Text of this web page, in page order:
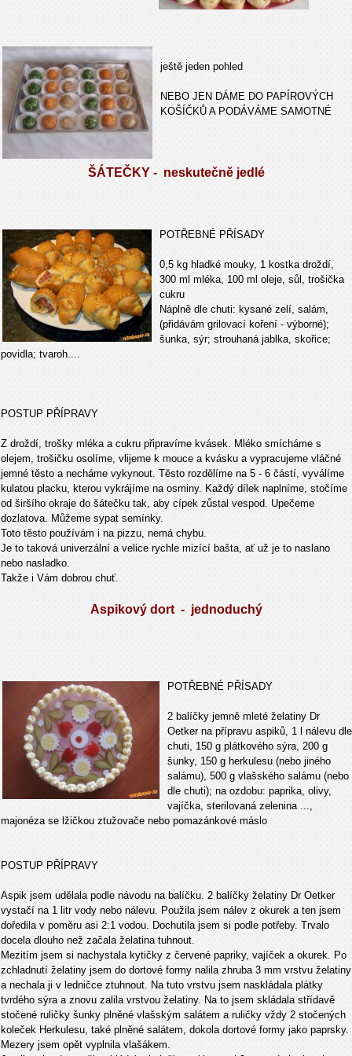
ještě jeden pohled
NEBO JEN DÁME DO PAPÍROVÝCH
KOŠÍČKŮ A PODÁVÁME SAMOTNÉ
ŠÁTEČKY - neskutečně jedlé
POTŘEBNÉ PŘÍSADY
0,5 kg hladké mouky, 1 kostka droždí,
300 ml mléka, 100 ml oleje, sůl, trošička
cukru
Náplně dle chuti: kysané zelí, salám,
(přidávám grilovací koření - výborné);
šunka, sýr; strouhaná jablka, skořice;
povidla; tvaroh....
POSTUP PŘÍPRAVY
Z droždí, trošky mléka a cukru připravíme kvásek. Mléko smícháme s
olejem, trošičku osolíme, vlijeme k mouce a kvásku a vypracujeme vláčné
jemné těsto a necháme vykynout. Těsto rozdělíme na 5 - 6 částí, vyválíme
kulatou placku, kterou vykrájíme na osminy. Každý dílek naplníme, stočíme
od širšího okraje do šátečku tak, aby cípek zůstal vespod. Upečeme
dozlatova. Můžeme sypat semínky.
Toto těsto používám i na pizzu, nemá chybu.
Je to taková univerzální a velice rychle mizící bašta, ať už je to naslano
nebo nasladko.
Takže i Vám dobrou chuť.
Aspikový dort - jednoduchý
POTŘEBNÉ PŘÍSADY
2 balíčky jemně mleté želatiny Dr
Oetker na přípravu aspiků, 1 l nálevu dle
chuti, 150 g plátkového sýra, 200 g
šunky, 150 g herkulesu (nebo jiného
salámu), 500 g vlašského salámu (nebo
dle chuti); na ozdobu: paprika, olivy,
vajíčka, sterilovaná zelenina ...,
majonéza se lžičkou ztužovače nebo pomazánkové máslo
POSTUP PŘÍPRAVY
Aspik jsem udělala podle návodu na balíčku. 2 balíčky želatiny Dr Oetker
vystačí na 1 litr vody nebo nálevu. Použila jsem nálev z okurek a ten jsem
doředila v poměru asi 2:1 vodou. Dochutila jsem si podle potřeby. Trvalo
docela dlouho než začala želatina tuhnout.
Mezitím jsem si nachystala kytičky z červené papriky, vajíček a okurek. Po
zchladnutí želatiny jsem do dortové formy nalila zhruba 3 mm vrstvu želatiny
a nechala ji v ledničce ztuhnout. Na tuto vrstvu jsem naskládala plátky
tvrdého sýra a znovu zalila vrstvou želatiny. Na to jsem skládala střídavě
stočené ruličky šunky plněné vlašským salátem a ruličky vždy 2 stočených
koleček Herkulesu, také plněné salátem, dokola dortové formy jako paprsky.
Mezery jsem opět vyplnila vlašákem.